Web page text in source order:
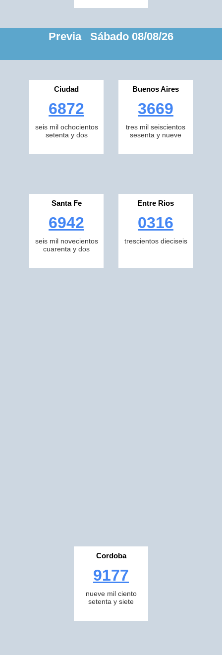
Previa Sábado 08/08/26
Ciudad
6872
seis mil ochocientos
setenta y dos
Buenos Aires
3669
tres mil seiscientos
sesenta y nueve
Santa Fe
6942
seis mil novecientos
cuarenta y dos
Entre Rios
0316
trescientos dieciseis
Cordoba
9177
nueve mil ciento
setenta y siete